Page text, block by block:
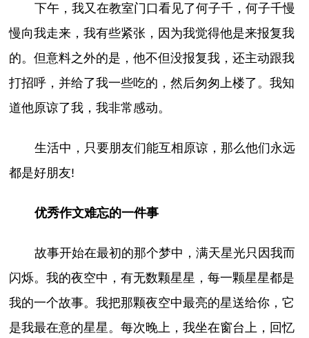
下午，我又在教室门口看见了何子千，何子千慢
慢向我走来，我有些紧张，因为我觉得他是来报复我
的。但意料之外的是，他不但没报复我，还主动跟我
打招呼，并给了我一些吃的，然后匆匆上楼了。我知
道他原谅了我，我非常感动。
生活中，只要朋友们能互相原谅，那么他们永远
都是好朋友!
优秀作文难忘的一件事
故事开始在最初的那个梦中，满天星光只因我而
闪烁。我的夜空中，有无数颗星星，每一颗星星都是
我的一个故事。我把那颗夜空中最亮的星送给你，它
是我最在意的星星。每次晚上，我坐在窗台上，回忆